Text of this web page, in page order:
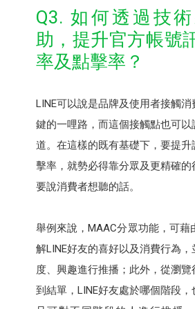
Q3. 如何透過技
助，提升官方帳號
率及點擊率？
LINE可以說是品牌及使用者接觸
鍵的一哩路，而這個接觸點也可
道。在這樣的既有基礎下，要提
擊率，就勢必得靠分眾及更精確的
要說消費者想聽的話。
舉例來說，MAAC分眾功能，可藉
解LINE好友的喜好以及消費行為
度、興趣進行推播；此外，從瀏
到結單，LINE好友處於哪個階段